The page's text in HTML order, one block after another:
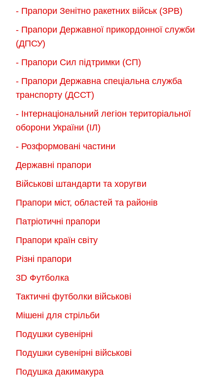
- Прапори Зенітно ракетних військ (ЗРВ)
- Прапори Державної прикордонної служби
(ДПСУ)
- Прапори Сил підтримки (СП)
- Прапори Державна спеціальна служба
транспорту (ДССТ)
- Інтернаціональний легіон територіальної
оборони України (ІЛ)
- Розформовані частини
Державні прапори
Військові штандарти та хоругви
Прапори міст, областей та районів
Патріотичні прапори
Прапори країн світу
Різні прапори
3D Футболка
Тактичні футболки військові
Мішені для стрільби
Подушки сувенірні
Подушки сувенірні військові
Подушка дакимакура